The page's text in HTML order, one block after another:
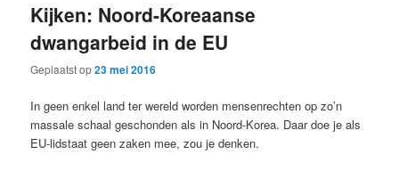
Kijken: Noord-Koreaanse
dwangarbeid in de EU
Geplaatst op23 mei 2016
In geen enkel land ter wereld worden mensenrechten op zo’n
massale schaal geschonden als in Noord-Korea. Daar doe je als
EU-lidstaat geen zaken mee, zou je denken.